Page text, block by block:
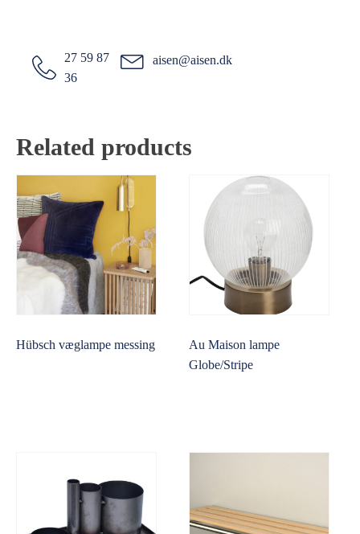
27 59 87
36
aisen@aisen.dk
Related products
Hübsch væglampe messing
Au Maison lampe
Globe/Stripe